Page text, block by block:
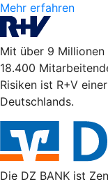
Mehr erfahren
Mit über 9 Millionen
18.400
Risiken ist R+V
Deutschlands.
Die DZ BANK ist